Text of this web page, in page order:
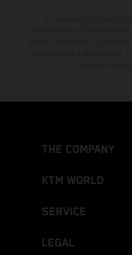
THE COMPANY
KTM WORLD
SERVICE
LEGAL